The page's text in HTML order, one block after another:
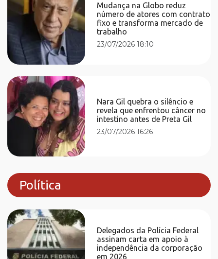
Mudança na Globo reduz
número de atores com contrato
fixo e transforma mercado de
trabalho
23/07/2026 18:10
Nara Gil quebra o silêncio e
revela que enfrentou câncer no
intestino antes de Preta Gil
23/07/2026 16:26
Política
Delegados da Polícia Federal
assinam carta em apoio à
independência da corporação
em 2026